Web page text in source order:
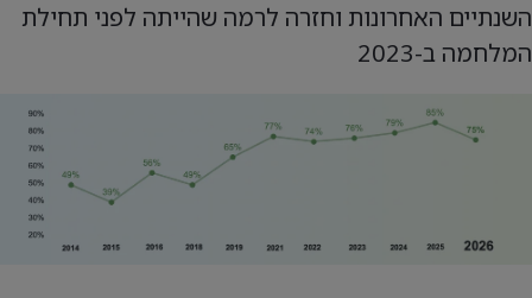
השנתיים האחרונות וחזרה לרמה שהייתה לפני תחילת
המלחמה ב-2023